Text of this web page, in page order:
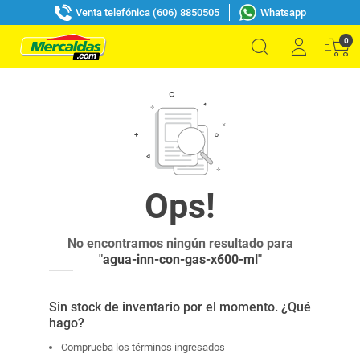
Venta telefónica (606) 8850505 Whatsapp
0
No encontramos ningún resultado para
"agua-inn-con-gas-x600-ml"
Sin stock de inventario por el momento. ¿Qué
hago?
Comprueba los términos ingresados